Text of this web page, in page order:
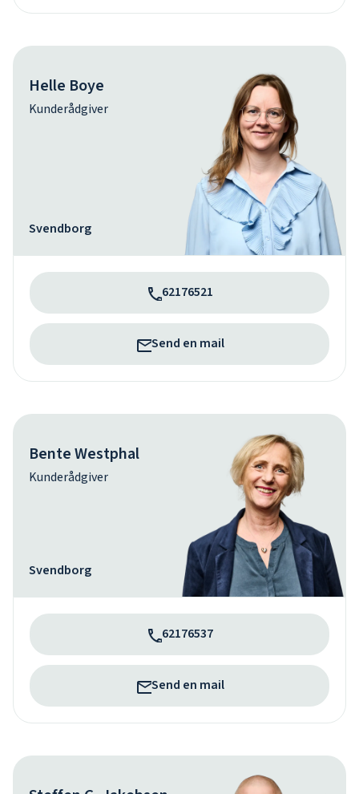
Helle Boye
Kunderådgiver
Svendborg
62176521
Send en mail
Bente Westphal
Kunderådgiver
Svendborg
62176537
Send en mail